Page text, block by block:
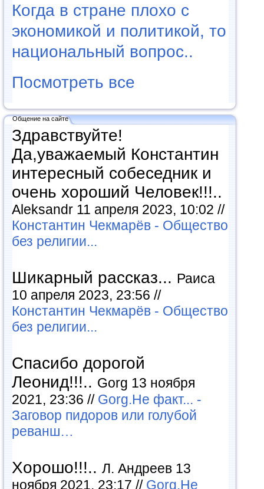
Когда в стране плохо с
экономикой и политикой, то
национальный вопрос..
Посмотреть все
Общение на сайте
Здравствуйте!
Да,уважаемый Константин
интересный собеседник и
очень хороший Человек!!!..
Aleksandr 11 апреля 2023, 10:02 //
Константин Чекмарёв - Общество
без религии...
Шикарный рассказ... Раиса
10 апреля 2023, 23:56 //
Константин Чекмарёв - Общество
без религии...
Спасибо дорогой
Леонид!!!.. Gorg 13 ноября
2021, 23:36 // Gorg.Не факт... -
Заговор пидоров или голубой
реванш…
Хорошо!!!.. Л. Андреев 13
ноября 2021, 23:17 // Gorg.Не